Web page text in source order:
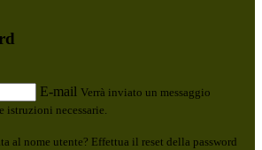
E-mail Verrà inviato un messaggio
necessarie.
al nome utente? Effettua il reset della password